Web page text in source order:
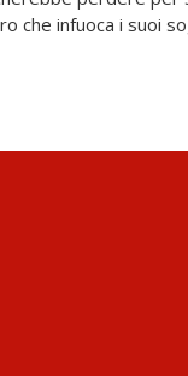
che infuoca i suoi